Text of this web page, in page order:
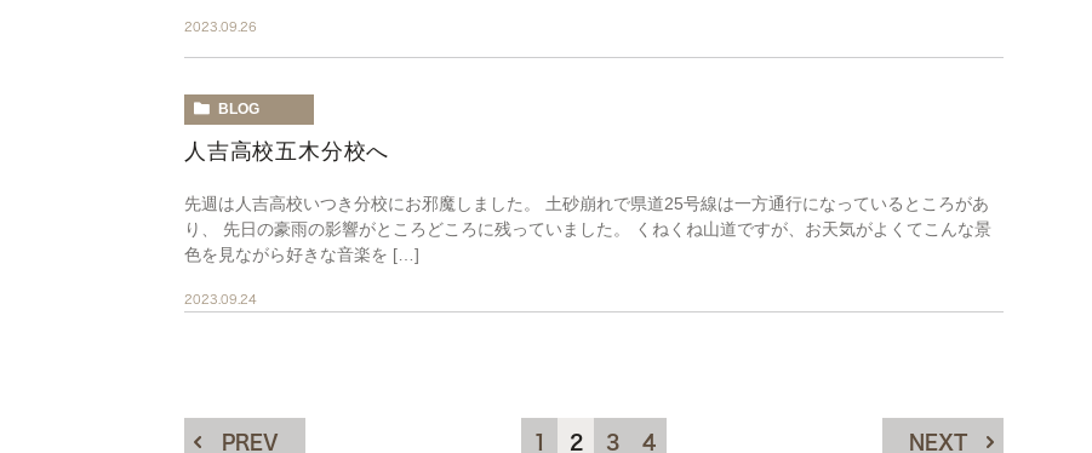
2023.09.26
BLOG
人吉高校五木分校へ
先週は人吉高校いつき分校にお邪魔しました。 土砂崩れで県道25号線は一方通行になっているところがあ
り、 先日の豪雨の影響がところどころに残っていました。 くねくね山道ですが、お天気がよくてこんな景
色を見ながら好きな音楽を […]
2023.09.24
PREV 1 2 3 4 NEXT